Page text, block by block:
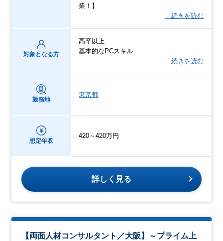
業！】
…続きを読む
対象となる方
高卒以上
基本的なPCスキル
…続きを読む
勤務地
東京都
想定年収
420～420万円
詳しく見る
【両面人材コンサルタント／大阪】～プライム上